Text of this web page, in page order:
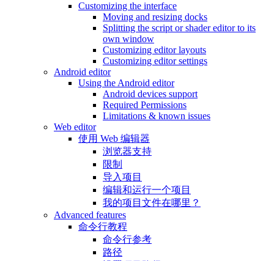
Customizing the interface
Moving and resizing docks
Splitting the script or shader editor to its
own window
Customizing editor layouts
Customizing editor settings
Android editor
Using the Android editor
Android devices support
Required Permissions
Limitations & known issues
Web editor
使用 Web 编辑器
浏览器支持
限制
导入项目
编辑和运行一个项目
我的项目文件在哪里？
Advanced features
命令行教程
命令行参考
路径